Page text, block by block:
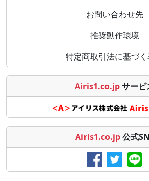
お問い合わせ先
推奨動作環境
特定商取引法に基づ
Airis1.co.jpサービ
Airis1.co.jp 公式